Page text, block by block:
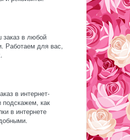
в любой
Работаем для вас,
в интернет-
как
в интернете